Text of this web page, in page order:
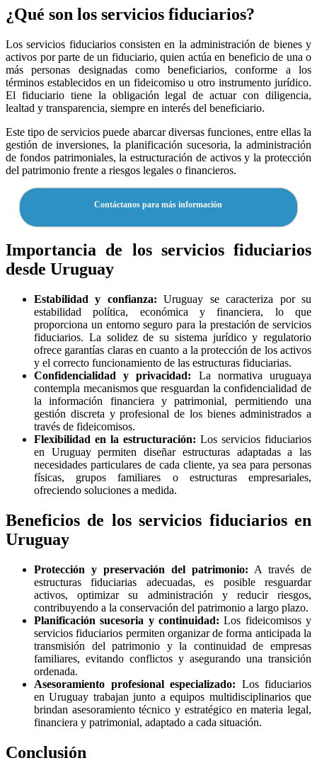
¿Qué son los servicios fiduciarios?
Los servicios fiduciarios consisten en la administración de bienes y
activos por parte de un fiduciario, quien actúa en beneficio de una o
más personas designadas como beneficiarios, conforme a los
términos establecidos en un fideicomiso u otro instrumento jurídico.
El fiduciario tiene la obligación legal de actuar con diligencia,
lealtad y transparencia, siempre en interés del beneficiario.
Este tipo de servicios puede abarcar diversas funciones, entre ellas la
gestión de inversiones, la planificación sucesoria, la administración
de fondos patrimoniales, la estructuración de activos y la protección
del patrimonio frente a riesgos legales o financieros.
Contáctanos para más información
Importancia de los servicios fiduciarios
desde Uruguay
Estabilidad y confianza: Uruguay se caracteriza por su
estabilidad política, económica y financiera, lo que
proporciona un entorno seguro para la prestación de servicios
fiduciarios. La solidez de su sistema jurídico y regulatorio
ofrece garantías claras en cuanto a la protección de los activos
y el correcto funcionamiento de las estructuras fiduciarias.
Confidencialidad y privacidad: La normativa uruguaya
contempla mecanismos que resguardan la confidencialidad de
la información financiera y patrimonial, permitiendo una
gestión discreta y profesional de los bienes administrados a
través de fideicomisos.
Flexibilidad en la estructuración: Los servicios fiduciarios
en Uruguay permiten diseñar estructuras adaptadas a las
necesidades particulares de cada cliente, ya sea para personas
físicas, grupos familiares o estructuras empresariales,
ofreciendo soluciones a medida.
Beneficios de los servicios fiduciarios en
Uruguay
Protección y preservación del patrimonio: A través de
estructuras fiduciarias adecuadas, es posible resguardar
activos, optimizar su administración y reducir riesgos,
contribuyendo a la conservación del patrimonio a largo plazo.
Planificación sucesoria y continuidad: Los fideicomisos y
servicios fiduciarios permiten organizar de forma anticipada la
transmisión del patrimonio y la continuidad de empresas
familiares, evitando conflictos y asegurando una transición
ordenada.
Asesoramiento profesional especializado: Los fiduciarios
en Uruguay trabajan junto a equipos multidisciplinarios que
brindan asesoramiento técnico y estratégico en materia legal,
financiera y patrimonial, adaptado a cada situación.
Conclusión